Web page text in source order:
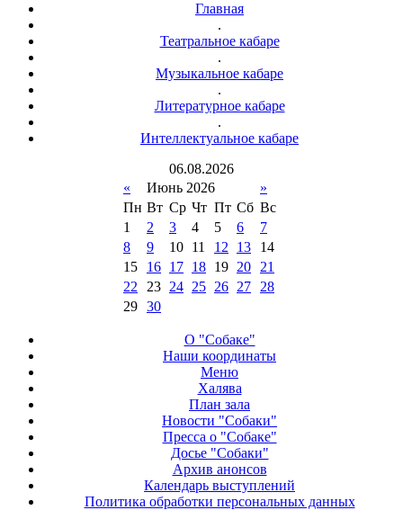
Главная
.
Театральное кабаре
.
Музыкальное кабаре
.
Литературное кабаре
.
Интеллектуальное кабаре
06.08.2026
«
Июнь 2026
»
Пн Вт Ср Чт Пт Сб Вс
1
2 3 4 5 6
7
8
9 10 11 12 13
14
15
16 17 18 19 20
21
22
23 24 25 26 27
28
29 30
О "Собаке"
Наши координаты
Меню
Халява
План зала
Новости "Собаки"
Пресса о "Собаке"
Досье "Собаки"
Архив анонсов
Календарь выступлений
Политика обработки персональных данных